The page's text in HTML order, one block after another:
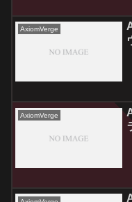
AxiomVerge
AxiomVerge